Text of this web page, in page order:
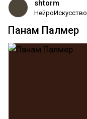
shtorm
НейроИскусство
Панам Палмер